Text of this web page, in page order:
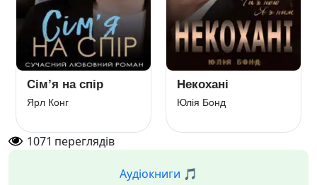
Сім’я на спір
Ярл Конг
Некохані
Юлія Бонд
1071 переглядів
Аудіокниги 🎵